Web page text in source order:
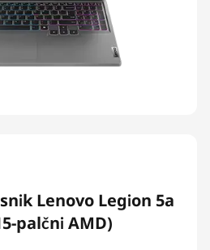
Lenovo Legion 5a
palčni AMD)